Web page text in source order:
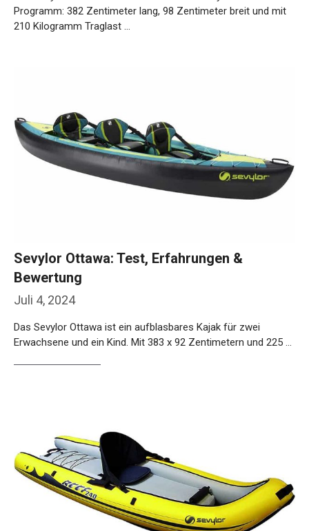
Programm: 382 Zentimeter lang, 98 Zentimeter breit und mit
210 Kilogramm Traglast …
Juli 4, 2024
Sevylor Ottawa: Test, Erfahrungen &
Bewertung
Das Sevylor Ottawa ist ein aufblasbares Kajak für zwei
Erwachsene und ein Kind. Mit 383 x 92 Zentimetern und 225 …